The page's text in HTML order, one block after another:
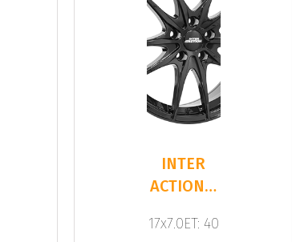
INTER
ACTION 2
Gloss
17x7.0ET: 40